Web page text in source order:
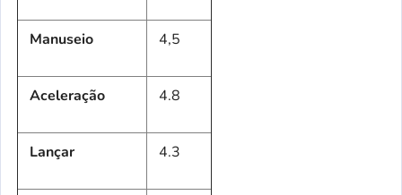
Manuseio 4,5
Aceleração 4.8
Lançar 4.3